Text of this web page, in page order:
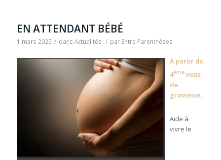
EN ATTENDANT BÉBÉ
1 mars 2025 / dans Actualités / par Entre Parenthèses
À partir du
4èmemois
de
grossesse.
Aide à
vivre le